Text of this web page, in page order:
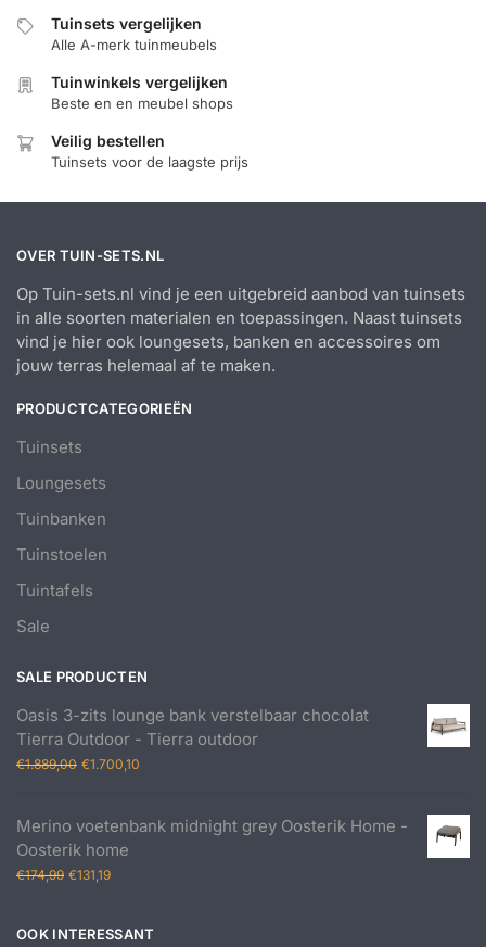
Tuinsets vergelijken
Alle A-merk tuinmeubels
Tuinwinkels vergelijken
Beste en en meubel shops
Veilig bestellen
Tuinsets voor de laagste prijs
OVER TUIN-SETS.NL
Op Tuin-sets.nl vind je een uitgebreid aanbod van tuinsets
in alle soorten materialen en toepassingen. Naast tuinsets
vind je hier ook loungesets, banken en accessoires om
jouw terras helemaal af te maken.
PRODUCTCATEGORIEËN
Tuinsets
Loungesets
Tuinbanken
Tuinstoelen
Tuintafels
Sale
SALE PRODUCTEN
Oasis 3-zits lounge bank verstelbaar chocolat
Tierra Outdoor - Tierra outdoor
€1.889,00 Oorspronkelijke
€1.889,00.
€1.700,10
€1.700,10.
Merino voetenbank midnight grey Oosterik Home -
Oosterik home
€174,99 Oorspronkelijke
€131,19Huidige
OOK INTERESSANT